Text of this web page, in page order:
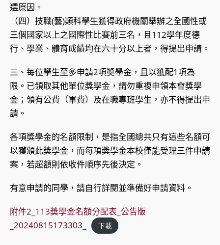
選原因。
（四）技職(藝)類科學生獲得政府機關舉辦之全國性或
三個國家以上之國際性比賽前三名，且112學年度德
行、學業、體育成績均在六十分以上者，得提出申請。
三、每位學生至多申請2項奬學金，且以獲配1項為
限。已領取其他單位獎學金，請勿重複申領本會獎學
金；領有公費（軍費）及在職專班學生，亦不得提出申
請。
各項獎學金的名額限制，是指全國總共只有這些名額可
以獲頒此獎學金，而每項獎學金本校僅能受理三件申請
案，若超額則依收件順序先後決定。
有意申請的同學，請自行詳閱並準備好申請資料。
附件2_113獎學金名額分配表_公告版
_20240815173303_
下載